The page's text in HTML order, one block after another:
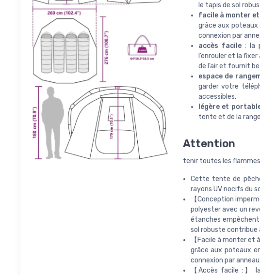
le tapis de sol
facile à monter
grâce aux
connexion par
accès facile: la
l’enrouler et la
de l’air et fournit
espace de
garder votre
accessibles.
légère et
tente et de la
Attention
tenir toutes les
Cette tente de
rayons UV nocifs du
【Conception
polyester avec un
étanches
sol robuste
【Facile à monter
grâce aux poteaux
connexion par
【Accès facile :】